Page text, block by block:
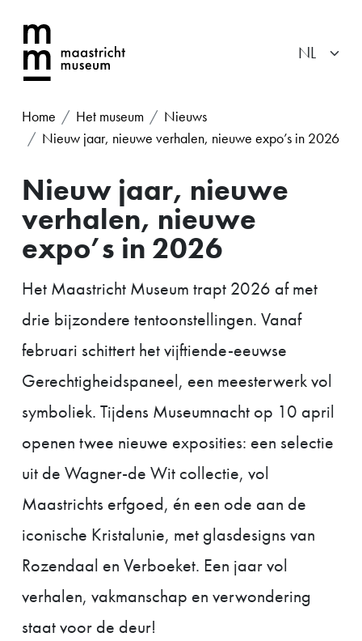
Home Het museum
Nieuws
Nieuw jaar, nieuwe verhalen, nieuwe expo’s in 2026
Nieuw jaar, nieuwe
verhalen, nieuwe
expo’s in 2026
Het Maastricht Museum trapt 2026 af met
drie bijzondere tentoonstellingen. Vanaf
februari schittert het vijftiende-eeuwse
Gerechtigheidspaneel, een meesterwerk vol
symboliek. Tijdens Museumnacht op 10 april
openen twee nieuwe exposities: een selectie
uit de Wagner-de Wit collectie, vol
Maastrichts erfgoed, én een ode aan de
iconische Kristalunie, met glasdesigns van
Rozendaal en Verboeket. Een jaar vol
verhalen, vakmanschap en verwondering
staat voor de deur!